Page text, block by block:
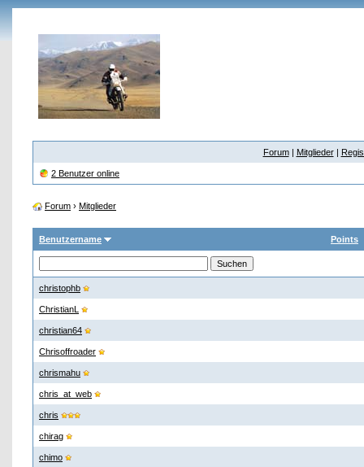
Forum| Mitglieder|
2 Benutzer online
Forum › Mitglieder
Benutzername Points
christophb
ChristianL
christian64
Chrisoffroader
chrismahu
chris_at_web
chris
chirag
chimo